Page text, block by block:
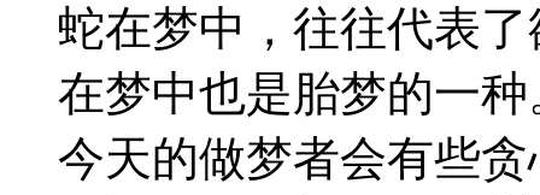
蛇在梦中，往往代表
在梦中也是胎梦的一
今天的做梦者会有些